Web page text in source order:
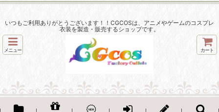
いつもご利用ありがとうございます！！CGCOSは、アニメやゲームのコスプレ
衣装を製造・販売するショップです。
メニュー カート